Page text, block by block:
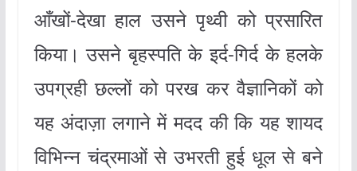
आँखों-देखा हाल उसने पृथ्वी को प्रसारित
किया। उसने बृहस्पति के इर्द-गिर्द के हलके
उपग्रही छल्लों को परख कर वैज्ञानिकों को
यह अंदाज़ा लगाने में मदद की कि यह शायद
विभिन्न चंद्रमाओं से उभरती हुई धूल से बने